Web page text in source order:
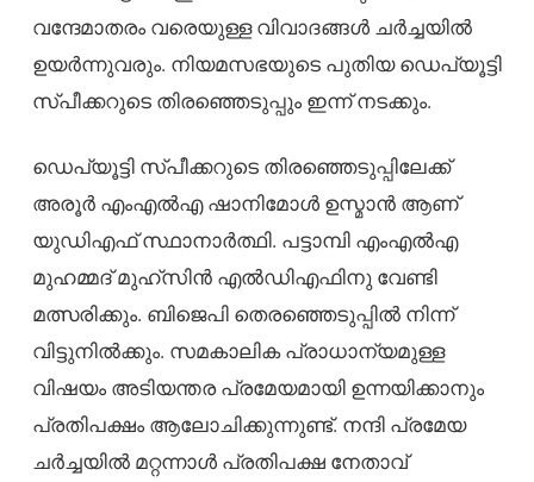
വന്ദേമാതരം വരെയുള്ള വിവാദങ്ങൾ ചർച്ചയിൽ
ഉയർന്നുവരും. നിയമസഭയുടെ പുതിയ ഡെപ്യൂട്ടി
സ്പീക്കറുടെ തിരഞ്ഞെടുപ്പും ഇന്ന് നടക്കും.
ഡെപ്യൂട്ടി സ്പീക്കറുടെ തിരഞ്ഞെടുപ്പിലേക്ക്
അരൂർ എംഎൽഎ ഷാനിമോൾ ഉസ്മാൻ ആണ്
യുഡിഎഫ് സ്ഥാനാർത്ഥി. പട്ടാമ്പി എംഎൽഎ
മുഹമ്മദ് മുഹ്സിൻ എൽഡിഎഫിനു വേണ്ടി
മത്സരിക്കും. ബിജെപി തെരഞ്ഞെടുപ്പിൽ നിന്ന്
വിട്ടുനിൽക്കും. സമകാലിക പ്രാധാന്യമുള്ള
വിഷയം അടിയന്തര പ്രമേയമായി ഉന്നയിക്കാനും
പ്രതിപക്ഷം ആലോചിക്കുന്നുണ്ട്. നന്ദി പ്രമേയ
ചർച്ചയിൽ മറ്റന്നാൾ പ്രതിപക്ഷ നേതാവ്